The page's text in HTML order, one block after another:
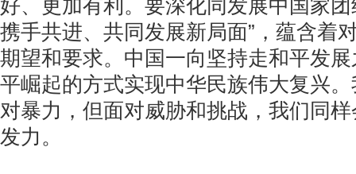
好、更加有利。要深化同发展中国家
携手共进、共同发展新局面”，蕴含着
期望和要求。中国一向坚持走和平发
平崛起的方式实现中华民族伟大复兴
对暴力，但面对威胁和挑战，我们同
发力。